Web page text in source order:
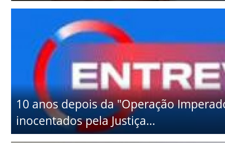
10 anos depois da "Operação
inocentados pela Justiça...